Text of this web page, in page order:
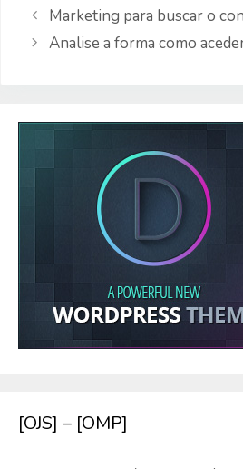
Marketing para buscar o
Analise a forma como
[OJS] – [OMP]